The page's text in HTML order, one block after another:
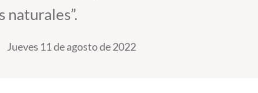
naturales”.
Jueves 11 de agosto de 2022